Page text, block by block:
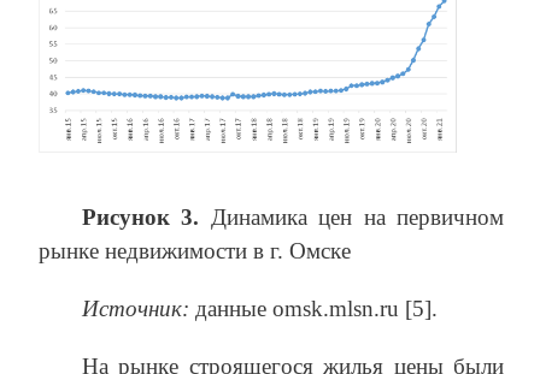
Рисунок 3. Динамика цен на первичном
рынке недвижимости в г. Омске
Источник: данные omsk.mlsn.ru [5].
На рынке строящегося жилья цены были